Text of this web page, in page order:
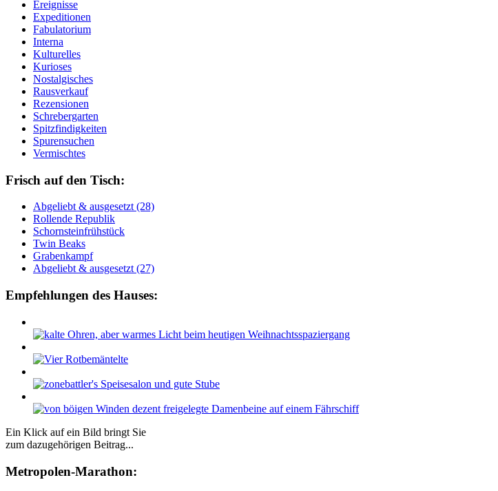
Ereignisse
Expeditionen
Fabulatorium
Interna
Kulturelles
Kurioses
Nostalgisches
Rausverkauf
Rezensionen
Schrebergarten
Spitzfindigkeiten
Spurensuchen
Vermischtes
Frisch auf den Tisch:
Ab­ge­liebt & aus­ge­setzt (28)
Rol­len­de Re­pu­blik
Schorn­stein­früh­stück
Twin Beaks
Gra­ben­kampf
Ab­ge­liebt & aus­ge­setzt (27)
Empfehlungen des Hauses:
Ein Klick auf ein Bild bringt Sie
zum dazugehörigen Beitrag...
Me­tro­po­len-Ma­ra­thon: